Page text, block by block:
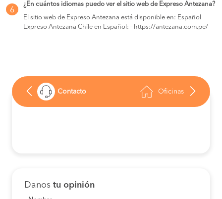
6
¿En cuántos idiomas puedo ver el sitio web de Expreso Antezana?
El sitio web de Expreso Antezana está disponible en: Español
Expreso Antezana Chile en Español: - https://antezana.com.pe/
Contacto Oficinas
Danos tu opinión